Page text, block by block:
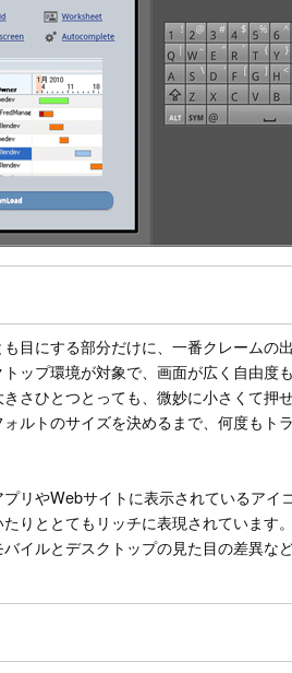
目にする部分だけに、一番クレームの
ップ環境が対象で、画面が広く自由度
さひとつとっても、微妙に小さくて押
ルトのサイズを決めるまで、何度もト
リやWebサイトに表示されているアイ
りととてもリッチに表現されています。
イルとデスクトップの見た目の差異な